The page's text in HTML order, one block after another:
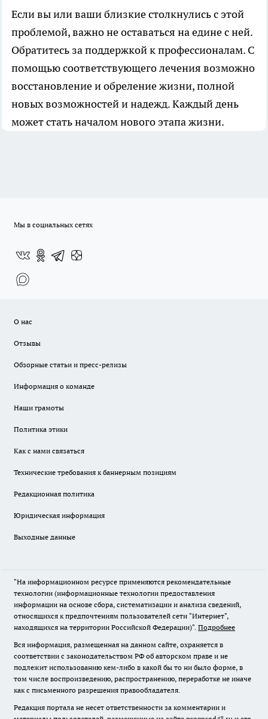
Если вы или ваши близкие столкнулись с этой
проблемой, важно не оставаться на едине с ней.
Обратитесь за поддержкой к профессионалам. С
помощью соответствующего лечения возможно
восстановление и обреление жизни, полной
новых возможностей и надежд. Каждый день
может стать началом нового этапа жизни.
Мы в социальных сетях
О нас
Отзывы
Обзорные статьи и пресс-релизы
Информация о команде
Наши грамоты
Политика этики
Как с нами связаться
Технические требования к баннерным позициям
Редакционная политика
Юридическая информация
Выходные данные
"На информационном ресурсе применяются рекомендательные
технологии (информационные технологии предоставления
информации на основе сбора, систематизации и анализа сведений,
относящихся к предпочтениям пользователей сети "Интернет",
находящихся на территории Российской Федерации)". Подробнее
Вся информация, размещенная на данном сайте, охраняется в
соответствии с законодательством РФ об авторском праве и не
подлежит использованию кем-либо в какой бы то ни было форме, в
том числе воспроизведению, распространению, переработке не иначе
как с письменного разрешения правообладателя.
Редакция портала не несет ответственности за комментарии и